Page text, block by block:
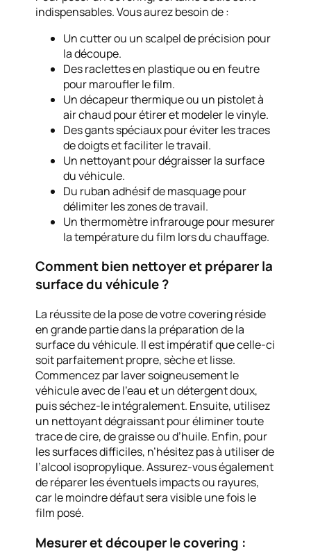
indispensables. Vous aurez besoin de :
Un cutter ou un scalpel de précision pour
la découpe.
Des raclettes en plastique ou en feutre
pour maroufler le film.
Un décapeur thermique ou un pistolet à
air chaud pour étirer et modeler le vinyle.
Des gants spéciaux pour éviter les traces
de doigts et faciliter le travail.
Un nettoyant pour dégraisser la surface
du véhicule.
Du ruban adhésif de masquage pour
délimiter les zones de travail.
Un thermomètre infrarouge pour mesurer
la température du film lors du chauffage.
Comment bien nettoyer et préparer la
surface du véhicule ?
La réussite de la pose de votre covering réside
en grande partie dans la préparation de la
surface du véhicule. Il est impératif que celle-ci
soit parfaitement propre, sèche et lisse.
Commencez par laver soigneusement le
véhicule avec de l’eau et un détergent doux,
puis séchez-le intégralement. Ensuite, utilisez
un nettoyant dégraissant pour éliminer toute
trace de cire, de graisse ou d’huile. Enfin, pour
les surfaces difficiles, n’hésitez pas à utiliser de
l’alcool isopropylique. Assurez-vous également
de réparer les éventuels impacts ou rayures,
car le moindre défaut sera visible une fois le
film posé.
Mesurer et découper le covering :